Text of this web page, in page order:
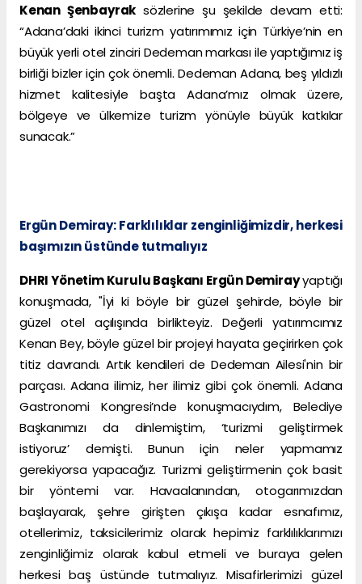
Kenan Şenbayrak sözlerine şu şekilde devam etti:
“Adana’daki ikinci turizm yatırımımız için Türkiye’nin en
büyük yerli otel zinciri Dedeman markası ile yaptığımız iş
birliği bizler için çok önemli. Dedeman Adana, beş yıldızlı
hizmet kalitesiyle başta Adana’mız olmak üzere,
bölgeye ve ülkemize turizm yönüyle büyük katkılar
sunacak.”
Ergün Demiray: Farklılıklar zenginliğimizdir, herkesi
başımızın üstünde tutmalıyız
DHRI Yönetim Kurulu Başkanı Ergün Demirayyaptığı
konuşmada, "İyi ki böyle bir güzel şehirde, böyle bir
güzel otel açılışında birlikteyiz. Değerli yatırımcımız
Kenan Bey, böyle güzel bir projeyi hayata geçirirken çok
titiz davrandı. Artık kendileri de Dedeman Ailesi'nin bir
parçası. Adana ilimiz, her ilimiz gibi çok önemli. Adana
Gastronomi Kongresi’nde konuşmacıydım, Belediye
Başkanımızı da dinlemiştim, ‘turizmi geliştirmek
istiyoruz’ demişti. Bunun için neler yapmamız
gerekiyorsa yapacağız. Turizmi geliştirmenin çok basit
bir yöntemi var. Havaalanından, otogarımızdan
başlayarak, şehre girişten çıkışa kadar esnafımız,
otellerimiz, taksicilerimiz olarak hepimiz farklılıklarımızı
zenginliğimiz olarak kabul etmeli ve buraya gelen
herkesi baş üstünde tutmalıyız. Misafirlerimizi güzel